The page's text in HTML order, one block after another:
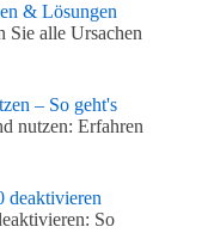
& Lösungen
Sie alle Ursachen
– So geht's
nutzen: Erfahren
deaktivieren
So